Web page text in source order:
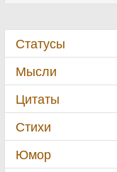
Статусы
Мысли
Цитаты
Стихи
Юмор